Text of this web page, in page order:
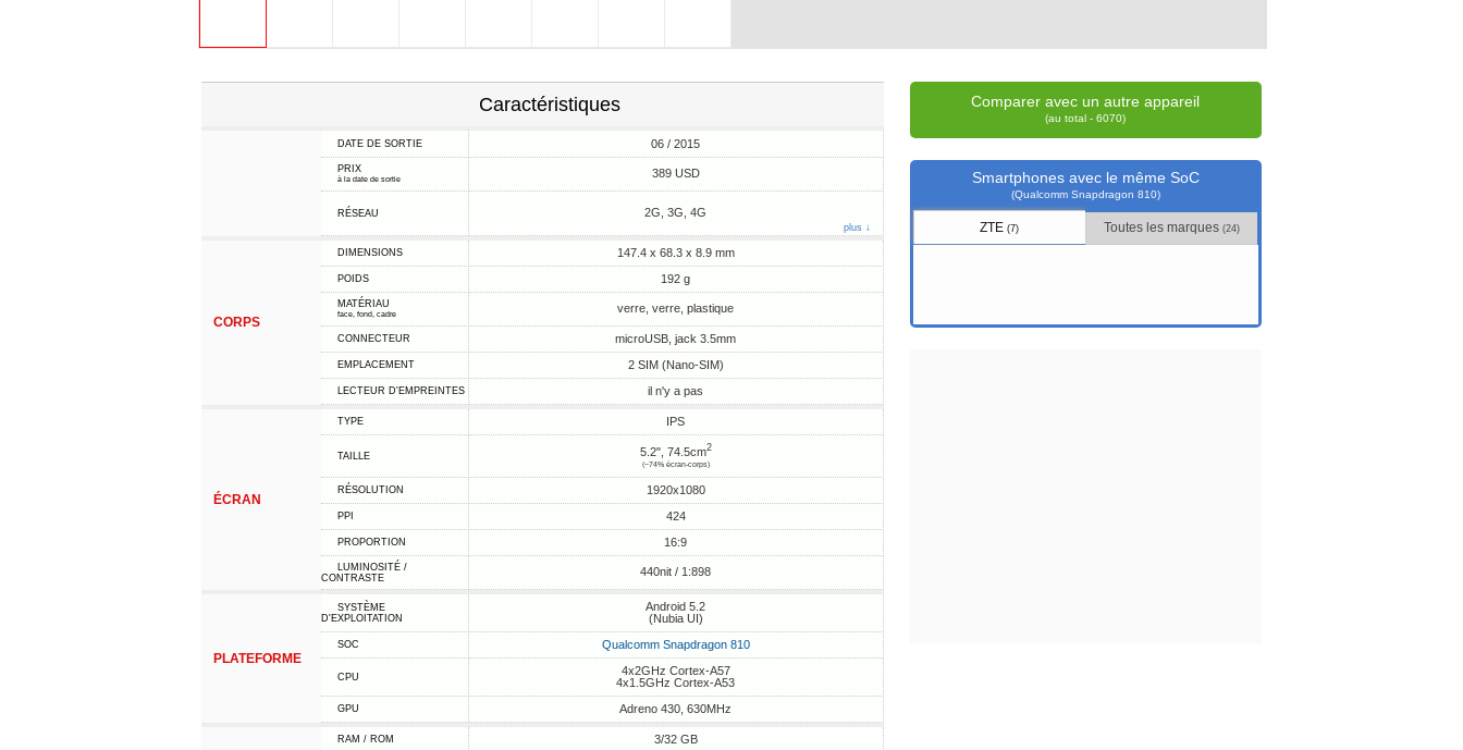
Caractéristiques
DATE DE SORTIE 06 / 2015
PRIX
à la date de sortie 389 USD
RÉSEAU 2G, 3G, 4G
plus ↓
CORPS
DIMENSIONS 147.4 x 68.3 x 8.9 mm
POIDS 192 g
MATÉRIAU
face, fond, cadre verre, verre, plastique
CONNECTEUR microUSB, jack 3.5mm
EMPLACEMENT 2 SIM (Nano-SIM)
LECTEUR D'EMPREINTES il n'y a pas
ÉCRAN
TYPE IPS
TAILLE 5.2", 74.5cm2
(~74% écran-corps)
RÉSOLUTION 1920x1080
PPI 424
PROPORTION 16:9
LUMINOSITÉ /
CONTRASTE
440nit / 1:898
PLATEFORME
SYSTÈME
D'EXPLOITATION
Android 5.2
(Nubia UI)
SOC Qualcomm Snapdragon 810
CPU
4x2GHz Cortex-A57
4x1.5GHz Cortex-A53
GPU Adreno 430, 630MHz
RAM / ROM 3/32 GB
Comparer avec un autre appareil
(au total - 6070)
Smartphones avec le même SoC
(Qualcomm Snapdragon 810)
ZTE(7) Toutes les marques (24)